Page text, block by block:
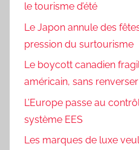
le tourisme d’été
Le Japon annule des
pression du surtourisme
Le boycott canadien
américain, sans
L’Europe passe au
système EES
Les marques de luxe